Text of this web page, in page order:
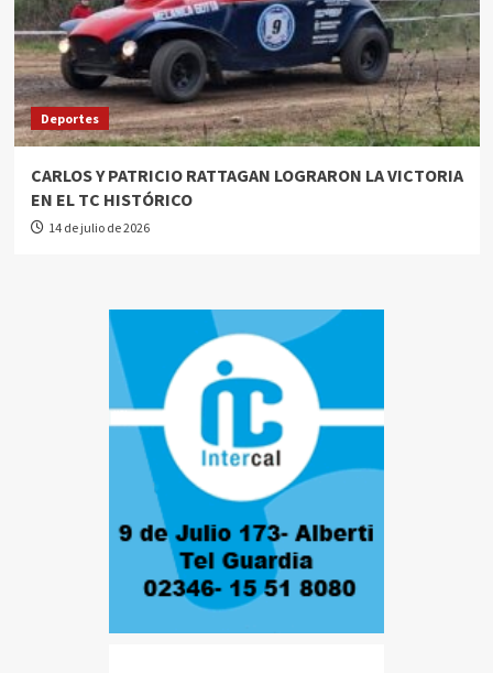
Deportes
CARLOS Y PATRICIO RATTAGAN LOGRARON LA VICTORIA
EN EL TC HISTÓRICO
14 de julio de 2026